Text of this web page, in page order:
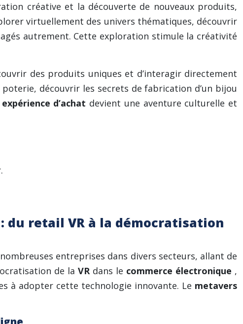
créative et la découverte de nouveaux produits,
virtuellement des univers thématiques, découvrir
autrement. Cette exploration stimule la créativité
des produits uniques et d’interagir directement
découvrir les secrets de fabrication d’un bijou
expérience d’achat devient une aventure culturelle et
du retail VR à la démocratisation
entreprises dans divers secteurs, allant de
de laVR dans le commerce électronique ,
à adopter cette technologie innovante. Le metavers